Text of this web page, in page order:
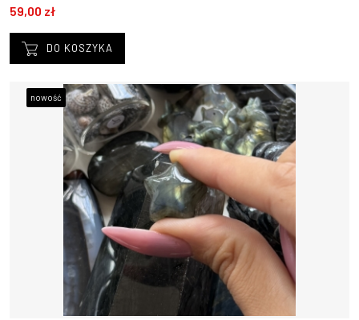
59,00 zł
DO KOSZYKA
nowość